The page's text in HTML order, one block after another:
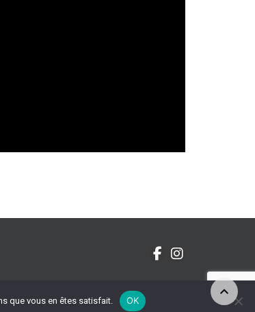
que vous en êtes satisfait.
OK